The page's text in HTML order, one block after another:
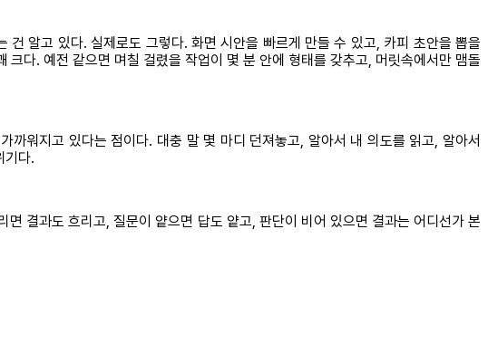
알고 있다. 실제로도 그렇다. 화면 시안을 빠르게 만들 수 있고, 카피 초안을 뽑을
다. 예전 같으면 며칠 걸렸을 작업이 몇 분 안에 형태를 갖추고, 머릿속에서만 맴돌
워지고 있다는 점이다. 대충 말 몇 마디 던져놓고, 알아서 내 의도를 읽고, 알아서
기다.
결과도 흐리고, 질문이 얕으면 답도 얕고, 판단이 비어 있으면 결과는 어디선가 본